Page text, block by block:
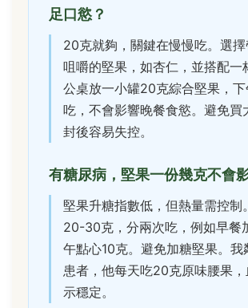
足口慾？
20克就夠，關鍵在慢慢吃。選
咀嚼的堅果，如杏仁，並搭配一
公桌放一小罐20克綜合堅果，
吃，不會影響晚餐食慾。避免買
封後容易失控。
有糖尿病，堅果一份幾克不會
堅果升糖指數低，但熱量需控制
20-30克，分兩次吃，例如早餐
午點心10克。避免加糖堅果。我
患者，他每天吃20克原味腰果
示穩定。